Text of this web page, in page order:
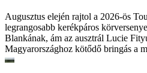
Augusztus elején rajtol a 2026-ös
legrangosabb kerékpáros
Blankának, ám az ausztrál Lucie
Magyarországhoz kötődő bringás a